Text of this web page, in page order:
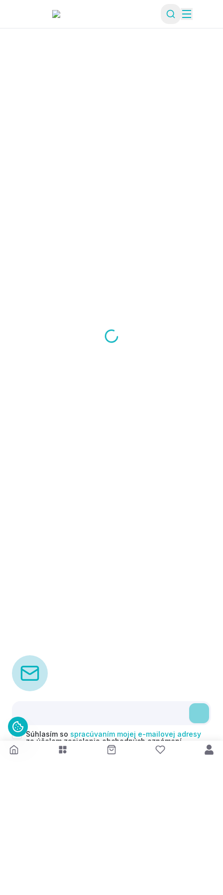
Súhlasím so spracúvaním mojej e-mailovej adresy
za účelom zasielania obchodných oznámení
(newsletterov) v súlade s čl. 6 ods. 1 písm. a)
Nariadenia GDPR. Svoj súhlas môžem kedykoľvek